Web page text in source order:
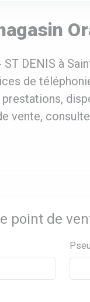
DENIS à
de
vente,
point de